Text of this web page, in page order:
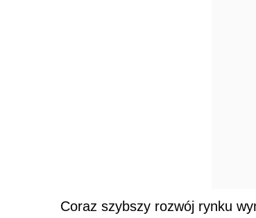
Coraz szybszy rozwój rynku